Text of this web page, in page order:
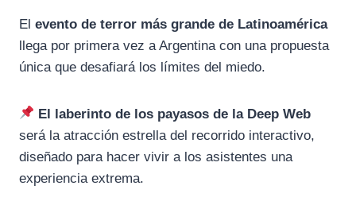
c
e
b
l
e
g
a
t
s
El evento de terror más grande de Latinoamérica
llega por primera vez a Argentina con una propuesta
única que desafiará los límites del miedo.
El laberinto de los payasos de la Deep Web
será la atracción estrella del recorrido interactivo,
diseñado para hacer vivir a los asistentes una
experiencia extrema.